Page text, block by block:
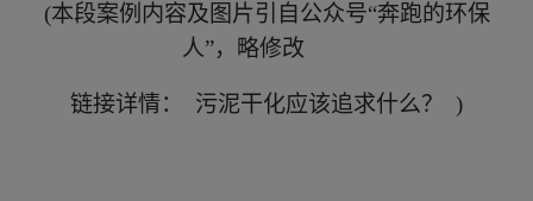
(本段案例内容及图片引自公众号“奔跑的环保
人”，略修改
链接详情： 污泥干化应该追求什么？ )